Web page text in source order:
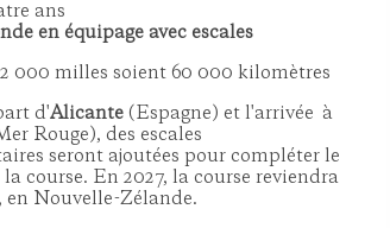
ans
en équipage avec escales
000 milles soient 60 000 kilomètres
d'Alicante (Espagne) et l'arrivée à
Rouge), des escales
seront ajoutées pour compléter le
course. En 2027, la course reviendra
, en Nouvelle-Zélande.